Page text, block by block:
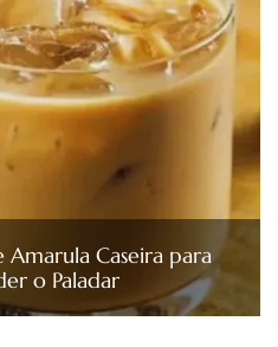
Amarula Caseira para
o Paladar